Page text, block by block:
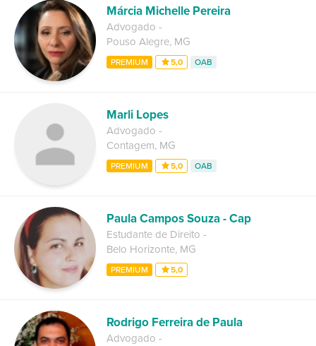
Márcia Michelle Pereira
Advogado -
Pouso Alegre, MG
PREMIUM 5,0 OAB
Marli Lopes
Advogado -
Contagem, MG
PREMIUM 5,0 OAB
Paula Campos Souza - Cap
Estudante de Direito -
Belo Horizonte, MG
PREMIUM 5,0
Rodrigo Ferreira de Paula
Advogado -